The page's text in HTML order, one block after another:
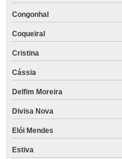
Congonhal
Coqueiral
Cristina
Cássia
Delfim Moreira
Divisa Nova
Elói Mendes
Estiva